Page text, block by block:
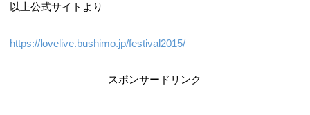
以上公式サイトより
https://lovelive.bushimo.jp/festival2015/
スポンサードリンク